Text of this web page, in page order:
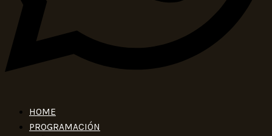
HOME
PROGRAMACIÓN